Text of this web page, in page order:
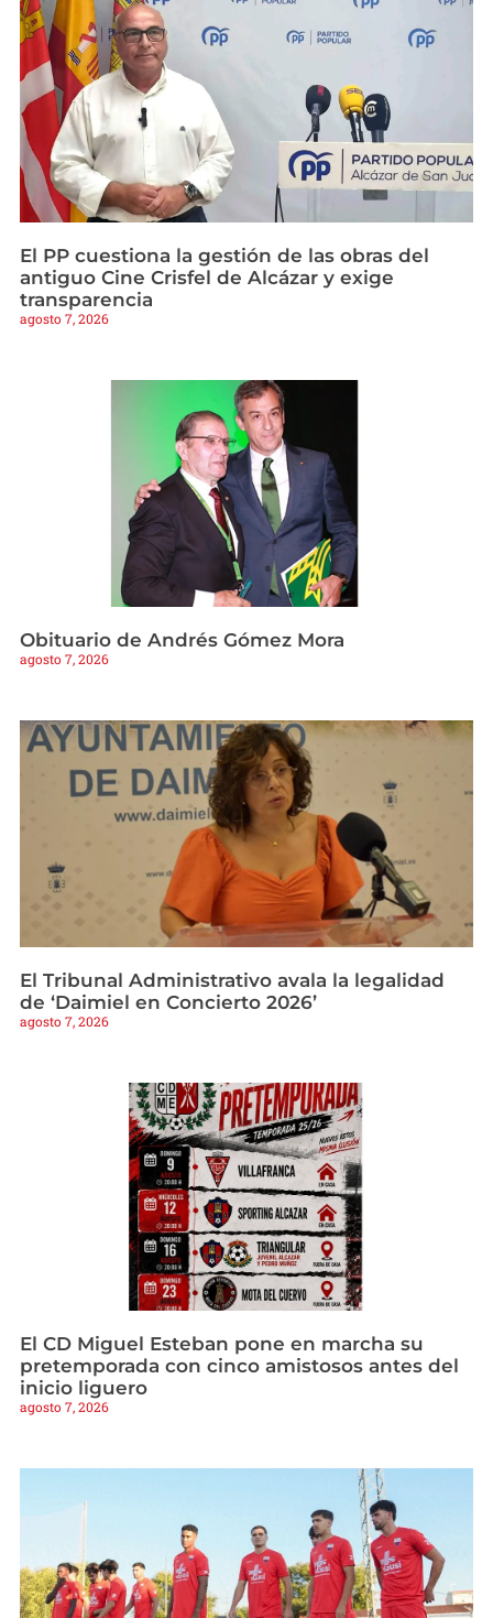
El PP cuestiona la gestión de las obras del
antiguo Cine Crisfel de Alcázar y exige
transparencia
agosto 7, 2026
Obituario de Andrés Gómez Mora
agosto 7, 2026
El Tribunal Administrativo avala la legalidad
de ‘Daimiel en Concierto 2026’
agosto 7, 2026
El CD Miguel Esteban pone en marcha su
pretemporada con cinco amistosos antes del
inicio liguero
agosto 7, 2026